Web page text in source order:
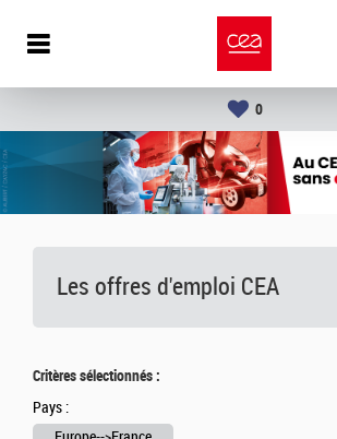
0
Les offres d'emploi CEA
Critères sélectionnés :
Pays :